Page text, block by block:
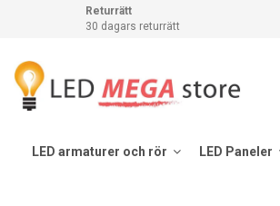
Returrätt
30 dagars returrätt
LED armaturer och rör LED Paneler